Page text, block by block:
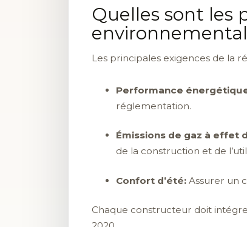
Quelles sont les
Les principales exigences de la
Performance
réglementation.
Émissions de gaz à effet
de la construction et de
Confort d’été: Assurer un
Chaque constructeur doit